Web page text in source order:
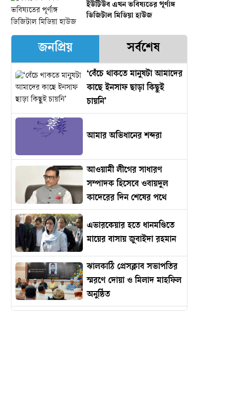
ইউটিউব এখন ভবিষ্যতের পূর্ণাঙ্গ
ডিজিটাল মিডিয়া হাউজ
জনপ্রিয় সর্বশেষ
‘বেঁচে থাকতে মানুষটা আমাদের
কাছে ইনসাফ ছাড়া কিছুই
চায়নি’
আমার অভিধানের শব্দরা
আওয়ামী লীগের সাধারণ
সম্পাদক হিসেবে ওবায়দুল
কাদেরের দিন শেষের পথে
এভারকেয়ার হতে ধানমণ্ডিতে
মায়ের বাসায় জুবাইদা রহমান
ঝালকাঠি প্রেসক্লাব সভাপতির
স্মরণে দোয়া ও মিলাদ মাহফিল
অনুষ্ঠিত